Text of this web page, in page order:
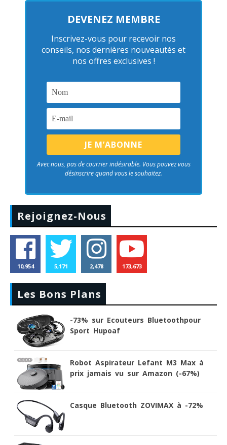
DEVENEZ MEMBRE
Inscrivez-vous pour recevoir nos
conseils, nos dernières nouveautés et
nos offres exclusives !
Avec nous, pas de courrier indésirable. Vous pouvez vous
désinscrire quand vous le souhaitez.
Rejoignez-Nous
10,954 5,171 2,478 173,673
Les Bons Plans
-73% sur Ecouteurs Bluetoothpour
Sport Hupoaf
Robot Aspirateur Lefant M3 Max à
prix jamais vu sur Amazon (-67%)
Casque Bluetooth ZOVIMAX à -72%